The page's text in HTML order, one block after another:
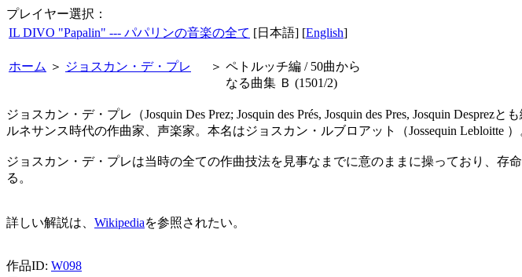
プレイヤー選択：
IL DIVO "Papalin" --- パパリンの音楽の全て [日本語] [English]
ホーム ＞ ジョスカン・デ・プレ ＞ ペトルッチ編 / 50曲から
なる曲集 Ｂ (1501/2)
ジョスカン・デ・プレ（Josquin Des Prez; Josquin des Prés, Josquin des Pres, Josquin
ルネサンス時代の作曲家、声楽家。本名はジョスカン・ルブロアット（Jossequin Lebloitte ）
ジョスカン・デ・プレは当時の全ての作曲技法を見事なまでに意のままに操っており、
る。
詳しい解説は、 Wikipediaを参照されたい。
作品ID: W098